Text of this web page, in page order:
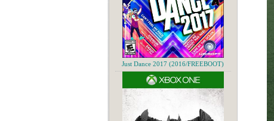
Just Dance 2017 (2016/FREEBOOT)